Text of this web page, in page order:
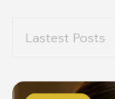
Lastest Posts